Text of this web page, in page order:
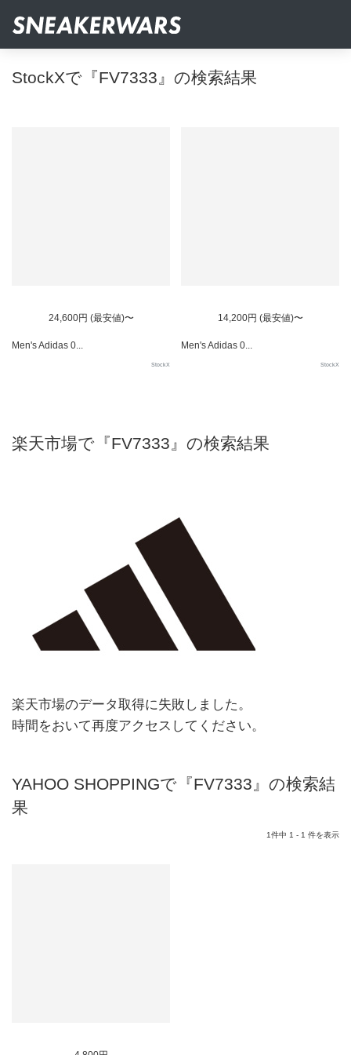
StockXで『FV7333』の検索結果
24,600円 (最安値)〜
Men's Adidas 0...
StockX
14,200円 (最安値)〜
Men's Adidas 0...
StockX
楽天市場で『FV7333』の検索結果
楽天市場のデータ取得に失敗しました。
時間をおいて再度アクセスしてください。
YAHOO SHOPPINGで『FV7333』の検索結
果
1件中 1 - 1 件を表示